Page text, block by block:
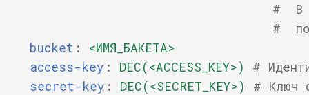
#  В
#
bucket :
<ИМЯ_БАКЕТА>
access-key : DEC(<ACCESS_KEY>)
#
secret-key : DEC(<SECRET_KEY>)
# Ключ